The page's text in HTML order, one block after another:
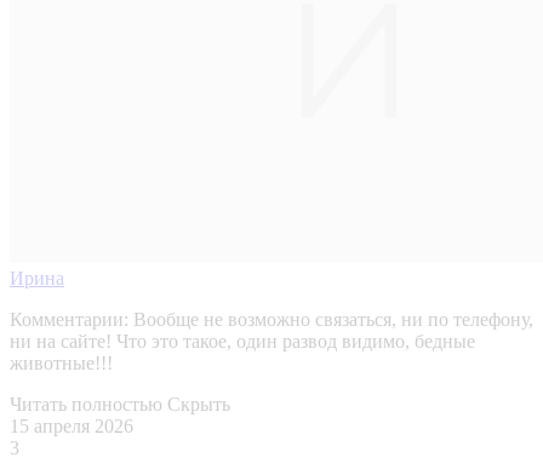
Ирина
Комментарии: Вообще не возможно связаться, ни по телефону,
ни на сайте! Что это такое, один развод видимо, бедные
животные!!!
Читать полностью Скрыть
15 апреля 2026
3